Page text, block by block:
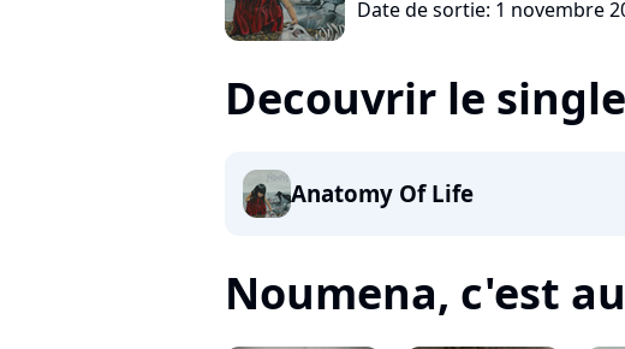
Date de sortie: 1 novembre
Decouvrir le single
Anatomy Of Life
Noumena, c'est